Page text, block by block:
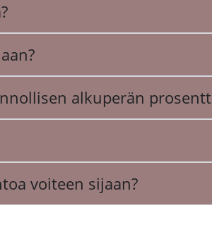
alkuperän
voiteen sijaan?